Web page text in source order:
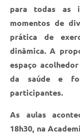
para todas as
momentos de
prática de
dinâmica. A
espaço
da saúde e
participantes.
As aulas
18h30, na